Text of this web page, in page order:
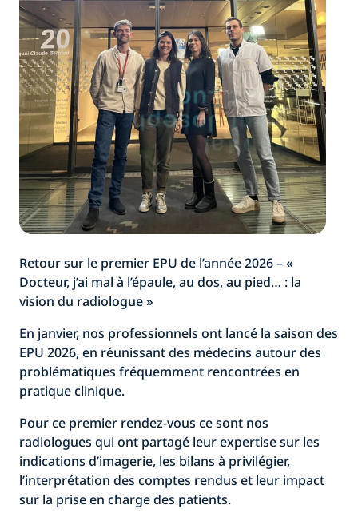
Retour sur le premier EPU de l’année 2026 – «
Docteur, j’ai mal à l’épaule, au dos, au pied… : la
vision du radiologue »
En janvier, nos professionnels ont lancé la saison des
EPU 2026, en réunissant des médecins autour des
problématiques fréquemment rencontrées en
pratique clinique.
Pour ce premier rendez-vous ce sont nos
radiologues qui ont partagé leur expertise sur les
indications d’imagerie, les bilans à privilégier,
l’interprétation des comptes rendus et leur impact
sur la prise en charge des patients.